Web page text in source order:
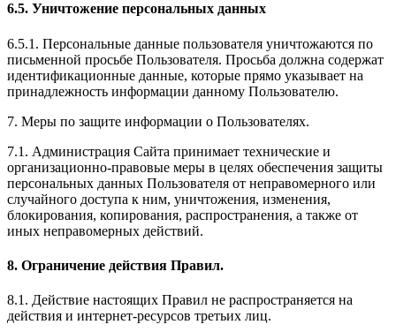
6.5. Уничтожение персональных данных
6.5.1. Персональные данные пользователя уничтожаются по
письменной просьбе Пользователя. Просьба должна содержат
идентификационные данные, которые прямо указывает на
принадлежность информации данному Пользователю.
7. Меры по защите информации о Пользователях.
7.1. Администрация Сайта принимает технические и
организационно-правовые меры в целях обеспечения защиты
персональных данных Пользователя от неправомерного или
случайного доступа к ним, уничтожения, изменения,
блокирования, копирования, распространения, а также от
иных неправомерных действий.
8. Ограничение действия Правил.
8.1. Действие настоящих Правил не распространяется на
действия и интернет-ресурсов третьих лиц.